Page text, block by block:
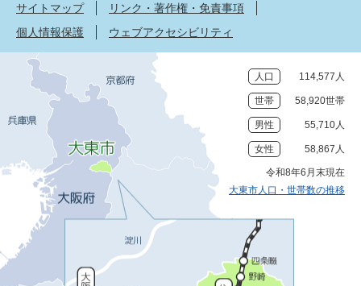
サイトマップ
リンク・著作権・免責事項
個人情報保護
ウェブアクセシビリティ
人口 114,577人
世帯 58,920世帯
男性 55,710人
女性 58,867人
令和8年6月末現在
大東市人口・世帯数の推移